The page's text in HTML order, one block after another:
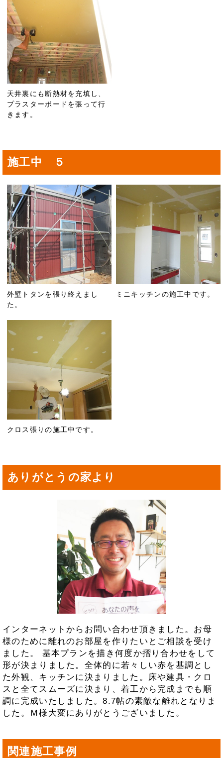
天井裏にも断熱材を充填し、
プラスターボードを張って行
きます。
施工中 ５
外壁トタンを張り終えまし
た。
ミニキッチンの施工中です。
クロス張りの施工中です。
ありがとうの家より
インターネットからお問い合わせ頂きました。お母
様のために離れのお部屋を作りたいとご相談を受け
ました。 基本プランを描き何度か摺り合わせをして
形が決まりました。全体的に若々しい赤を基調とし
た外観、キッチンに決まりました。床や建具・クロ
スと全てスムーズに決まり、着工から完成までも順
調に完成いたしました。8.7帖の素敵な離れとなりま
した。Ｍ様大変にありがとうございました。
関連施工事例